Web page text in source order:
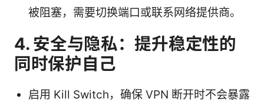
被阻塞，需要切换端口或联系网络提供商。
4. 安全与隐私：提升稳定性的
同时保护自己
启用 Kill Switch，确保 VPN 断开时不会暴露